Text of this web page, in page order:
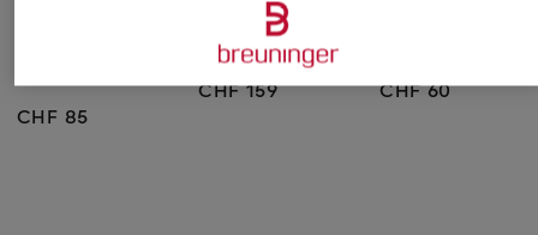
CHF 85
Sweatshirt
CHF 159 CHF 60